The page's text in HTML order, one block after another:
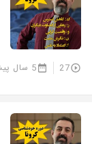
27 5 سال پیش